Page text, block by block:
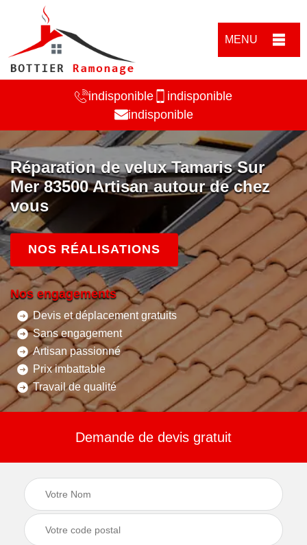
MENU
indisponible
indisponible
indisponible
Réparation de velux Tamaris Sur
Mer 83500 Artisan autour de chez
vous
NOS RÉALISATIONS
Nos engagements
Devis et déplacement gratuits
Sans engagement
Artisan passionné
Prix imbattable
Travail de qualité
Demande de devis gratuit